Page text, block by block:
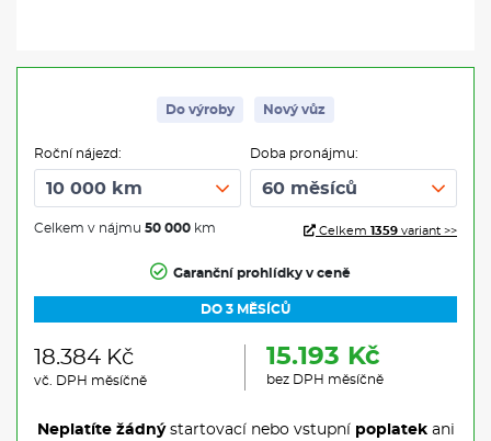
Do výroby Nový vůz
Roční nájezd:
Celkem v nájmu 50 000 km
Doba pronájmu:
Celkem 1359 variant >>
Garanční prohlídky v ceně
DO 3 MĚSÍCŮ
18.384 Kč
vč. DPH měsíčně
15.193 Kč
bez DPH měsíčně
Neplatíte žádnýstartovací nebo vstupní poplatekani